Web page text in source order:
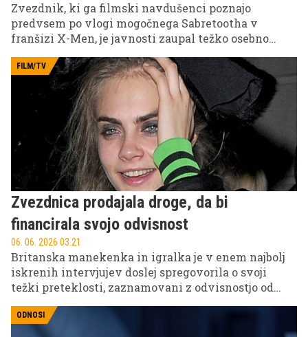
Zvezdnik, ki ga filmski navdušenci poznajo
predvsem po vlogi mogočnega Sabretootha v
franšizi X-Men, je javnosti zaupal težko osebno
novico.
FILM/TV
Zvezdnica prodajala droge, da bi
financirala svojo odvisnost
06. 06. 2026 03.21
Britanska manekenka in igralka je v enem najbolj
iskrenih intervjujev doslej spregovorila o svoji
težki preteklosti, zaznamovani z odvisnostjo od
ODNOSI